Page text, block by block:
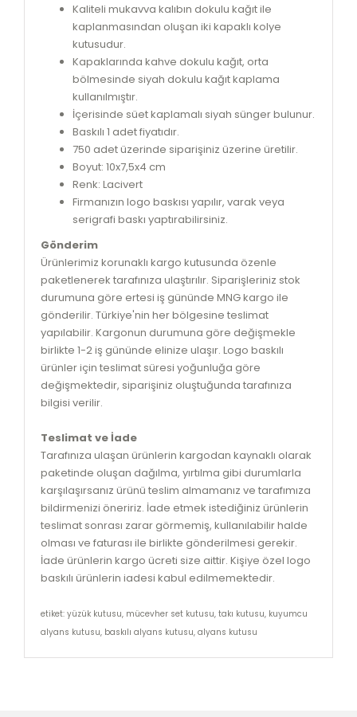
Kaliteli mukavva kalıbın dokulu kağıt ile
kaplanmasından oluşan iki kapaklı kolye
kutusudur.
Kapaklarında kahve dokulu kağıt, orta
bölmesinde siyah dokulu kağıt kaplama
kullanılmıştır.
İçerisinde süet kaplamalı siyah sünger bulunur.
Baskılı 1 adet fiyatıdır.
750 adet üzerinde siparişiniz üzerine üretilir.
Boyut: 10x7,5x4 cm
Renk: Lacivert
Firmanızın logo baskısı yapılır, varak veya
serigrafi baskı yaptırabilirsiniz.
Gönderim
Ürünlerimiz korunaklı kargo kutusunda özenle
paketlenerek tarafınıza ulaştırılır. Siparişleriniz stok
durumuna göre ertesi iş gününde MNG kargo ile
gönderilir. Türkiye'nin her bölgesine teslimat
yapılabilir. Kargonun durumuna göre değişmekle
birlikte 1-2 iş gününde elinize ulaşır. Logo baskılı
ürünler için teslimat süresi yoğunluğa göre
değişmektedir, siparişiniz oluştuğunda tarafınıza
bilgisi verilir.
Teslimat ve İade
Tarafınıza ulaşan ürünlerin kargodan kaynaklı olarak
paketinde oluşan dağılma, yırtılma gibi durumlarla
karşılaşırsanız ürünü teslim almamanız ve tarafımıza
bildirmenizi öneririz. İade etmek istediğiniz ürünlerin
teslimat sonrası zarar görmemiş, kullanılabilir halde
olması ve faturası ile birlikte gönderilmesi gerekir.
İade ürünlerin kargo ücreti size aittir. Kişiye özel logo
baskılı ürünlerin iadesi kabul edilmemektedir.
etiket: yüzük kutusu, mücevher set kutusu, takı kutusu, kuyumcu
alyans kutusu, baskılı alyans kutusu, alyans kutusu